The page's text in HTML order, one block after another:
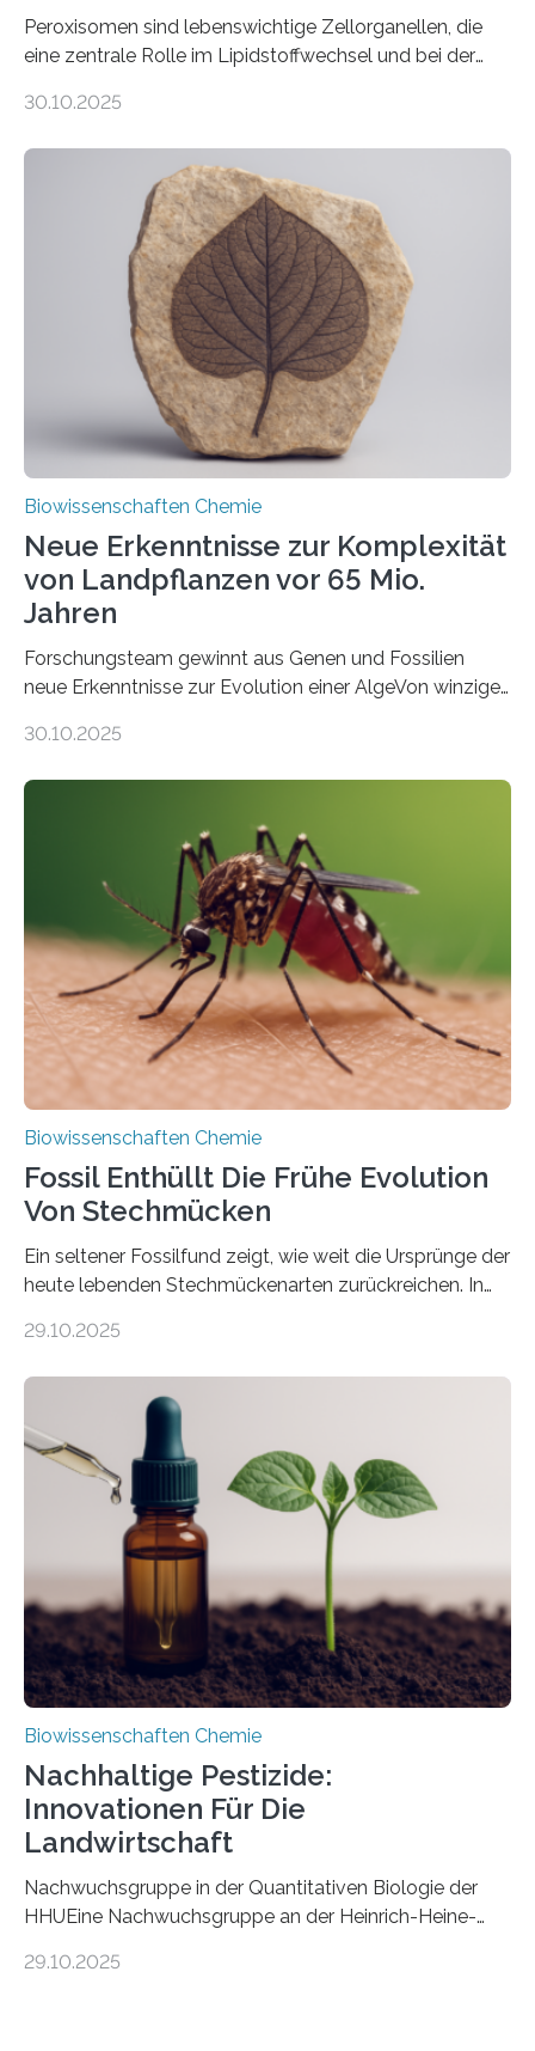
Peroxisomen sind lebenswichtige Zellorganellen, die
eine zentrale Rolle im Lipidstoffwechsel und bei der
erfüllen können, müssen zahlreiche Enzyme präzise in
der Ruhr-Universität Bochum um Prof. Dr. Ralf Erdmann
und Dr. Ismaila Francis Yusuf hat nun einen bislang
unbekannten Qualitätskontrollmechanismus des
peroxisomalen Proteintransports in der Bäckerhefe
Saccharomyces cerevisiae entdeckt, der für die
Funktionsfähigkeit der Organellen entscheidend ist. Die
Studie wurde am 28. Oktober 2025 in der
Fachzeitschrift…
30.10.2025
Biowissenschaften Chemie
Neue Erkenntnisse zur Komplexität
von Landpflanzen vor 65 Mio.
Jahren
Forschungsteam gewinnt aus Genen und Fossilien
neue Erkenntnisse zur Evolution einer AlgeVon winzigen
Landpflanzen zählen zu den komplexesten
Grünalgen, die vor Hunderten von Millionen Jahren
lebten. Unter den Vorfahren sticht eine Gruppe heraus,
die noch heute in der Natur vorkommt: die
Süßwasseralge Coleochaetophyceae. Einige Arten
dieser Gruppe bilden aus Zellfäden dichte Geflechte
mit scheibenförmiger Gestalt. Was auffällig ist: Die
nächsten…
30.10.2025
Biowissenschaften Chemie
Fossil Enthüllt Die Frühe Evolution
Von Stechmücken
Ein seltener Fossilfund zeigt, wie weit die Ursprünge der
heute lebenden Stechmückenarten zurückreichen. In
Forschende die bisher älteste bekannte Stechmücken-
Region Kachin in Myanmar und hat sich in
ausgezeichnetem Zustand erhalten. Es konnte als neue
Art einer neuen Gattung beschrieben werden und trägt
nun den Namen Cretosabethes primaevus. Dieser erste
fossile Nachweis einer Stechmückenlarve in Bernstein
stellt gleichzeitig den ersten Fossilfund einer
Mückenlarve aus dem Mesozoikum dar, denn…
29.10.2025
Biowissenschaften Chemie
Nachhaltige Pestizide:
Innovationen Für Die
Landwirtschaft
Nachwuchsgruppe in der Quantitativen Biologie der
HHUEine Nachwuchsgruppe an der Heinrich-Heine-
fünf Jahren erforschen, wie Bakterien auf
29.10.2025